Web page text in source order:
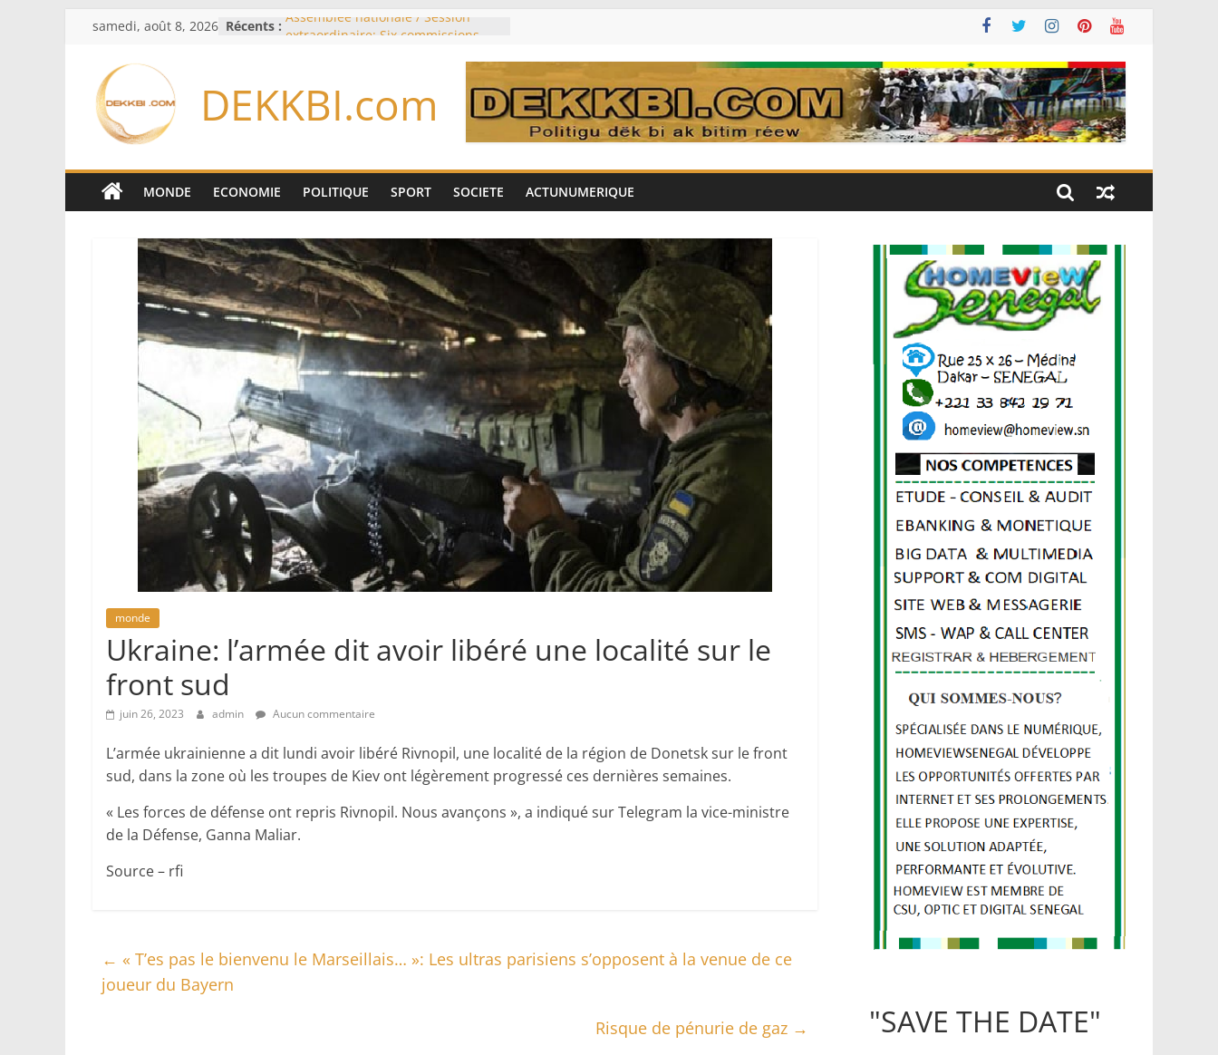
Passer
contenu
samedi, août 8, 2026 Récents : Assemblée nationale / Session
d’enquête à l’ordre du jour ce lundi
de la Espriella
Bénin: Patrice Talon élu président
Moyen-Orient: l’Arabie saoudite, le
Pakistan et la Turquie signent un
accord de défense
exportations de cuivre et de cobalt
concentrés pour valoriser sa
production
DEKKBI.com
MONDE ECONOMIE POLITIQUE SPORT SOCIETE ACTUNUMERIQUE
monde
Ukraine: l’armée dit avoir libéré une localité sur le
front sud
juin 26, 2023 admin Aucun commentaire
L’armée ukrainienne a dit lundi avoir libéré Rivnopil, une localité de la région de Donetsk sur le front
sud, dans la zone où les troupes de Kiev ont légèrement progressé ces dernières semaines.
« Les forces de défense ont repris Rivnopil. Nous avançons », a indiqué sur Telegram la vice-ministre
de la Défense, Ganna Maliar.
Source – rfi
← « T’es pas le bienvenu le Marseillais… »: Les ultras parisiens s’opposent à la venue de ce
joueur du Bayern
Risque de pénurie de gaz → "SAVE THE DATE"